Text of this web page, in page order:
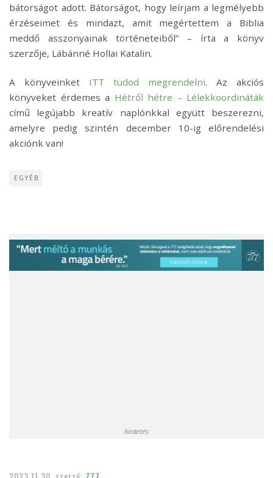
bátorságot adott. Bátorságot, hogy leírjam a legmélyebb
érzéseimet és mindazt, amit megértettem a Biblia
meddő asszonyainak történeteiből” – írta a könyv
szerzője, Lábánné Hollai Katalin.
A könyveinket ITT tudod megrendelni. Az akciós
könyveket érdemes a Hétről hétre – Lélekkoordináták
című legújabb kreatív naplónkkal együtt beszerezni,
amelyre pedig szintén december 10-ig előrendelési
akciónk van!
EGYÉB
hirdetés